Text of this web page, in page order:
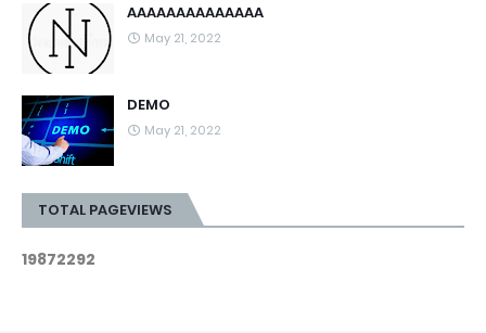
AAAAAAAAAAAAAA
May 21, 2022
DEMO
May 21, 2022
TOTAL PAGEVIEWS
19872292